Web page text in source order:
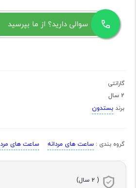
سوالی دارید؟ از ما بپرسید
گارانتی
2 سال
برند بستدون
گروه بندی : ساعت های مردانه ساعت های
( 2 سال)